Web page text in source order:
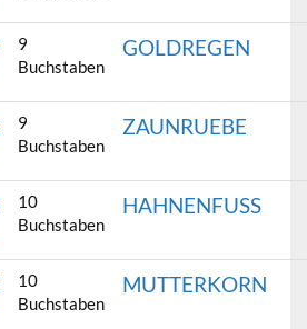
9
Buchstaben
GOLDREGEN
9
Buchstaben
ZAUNRUEBE
10
Buchstaben
HAHNENFUSS
10
Buchstaben
MUTTERKORN